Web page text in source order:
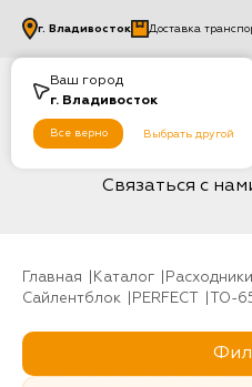
Ваш город
г. Владивосток
Все верно Выбрать другой
г. Владивосток Доставка
Связаться с
Главная Каталог
Сайлентблок
PERFECT TO-